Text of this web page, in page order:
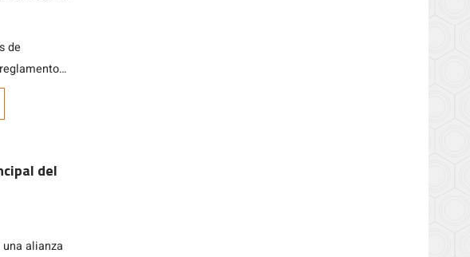
de
la
[…]
del
alianza